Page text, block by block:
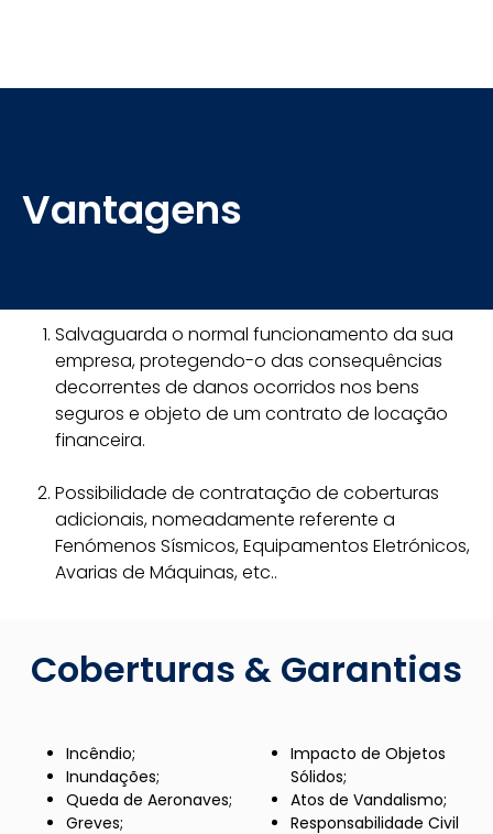
Salvaguarda o normal funcionamento da sua
empresa, protegendo-o das consequências
decorrentes de danos ocorridos nos bens
seguros e objeto de um contrato de locação
financeira.
Possibilidade de contratação de coberturas
adicionais, nomeadamente referente a
Fenómenos Sísmicos, Equipamentos Eletrónicos,
Avarias de Máquinas, etc..
Vantagens
Coberturas & Garantias
Incêndio;
Inundações;
Queda de Aeronaves;
Greves;
Impacto de Objetos
Sólidos;
Atos de Vandalismo;
Responsabilidade Civil